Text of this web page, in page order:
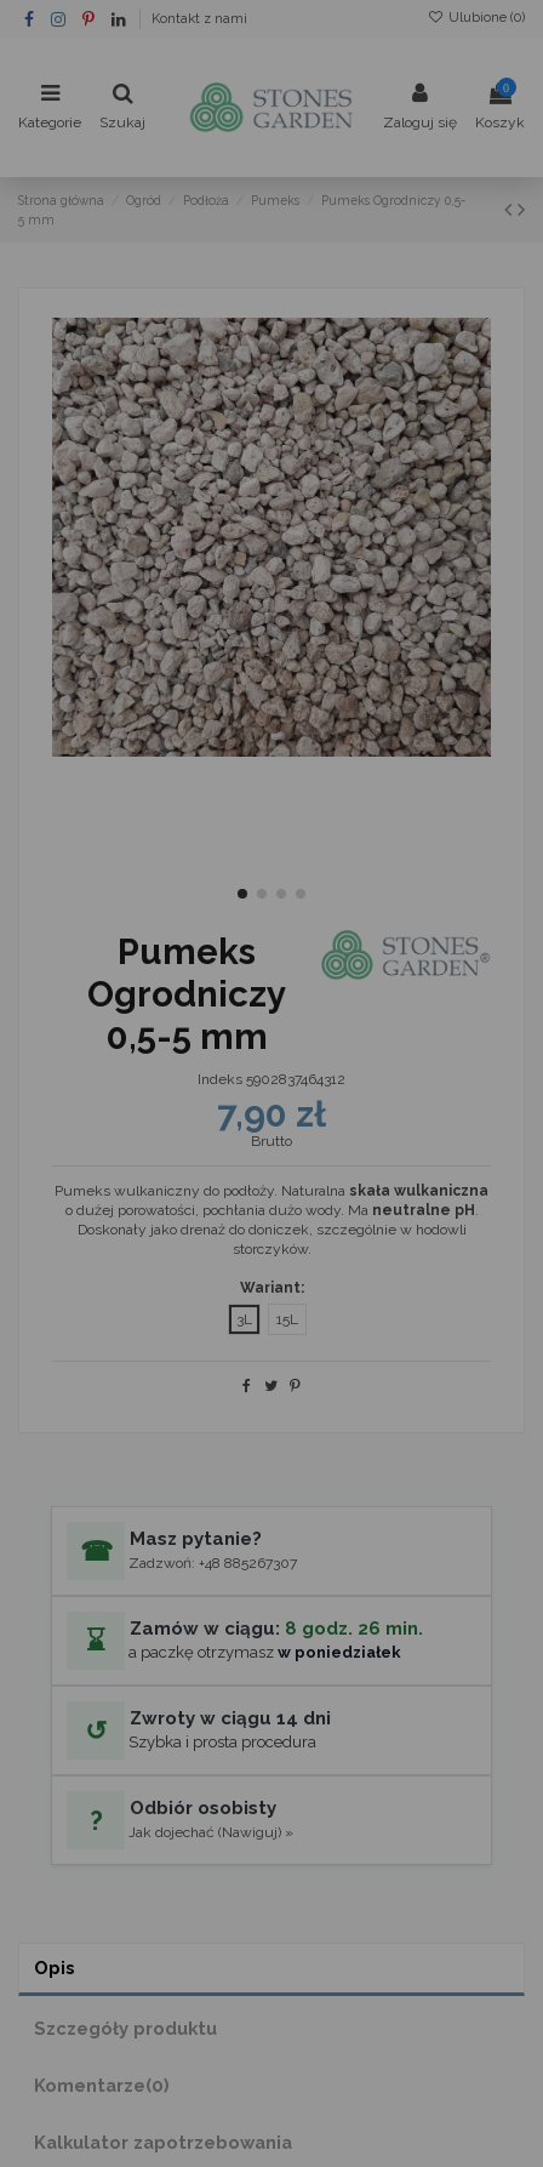
Kontakt z nami Ulubione (0)
Kategorie Szukaj Zaloguj się
0
Koszyk
Strona główna Ogród Podłoża Pumeks
Pumeks Ogrodniczy 0,5-
5 mm
Pumeks
Ogrodniczy
0,5-5 mm
Indeks 5902837464312
7,90 zł
Brutto
Pumeks wulkaniczny do podłoży. Naturalna skała wulkaniczna
o dużej porowatości, pochłania dużo wody. Ma neutralne pH .
Doskonały jako drenaż do doniczek, szczególnie w hodowli
storczyków.
Wariant:
3L
15L
☎ Masz pytanie?
Zadzwoń: +48 885267307
⌛ Zamów w ciągu: 8 godz. 26 min.
a paczkę otrzymasz w poniedziałek
↺ Zwroty w ciągu 14 dni
Szybka i prosta procedura
? Odbiór osobisty
Jak dojechać (Nawiguj) »
Opis
Szczegóły produktu
Komentarze(0)
Kalkulator zapotrzebowania